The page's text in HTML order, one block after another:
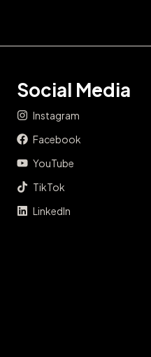
Social Media
Instagram
Facebook
YouTube
TikTok
LinkedIn